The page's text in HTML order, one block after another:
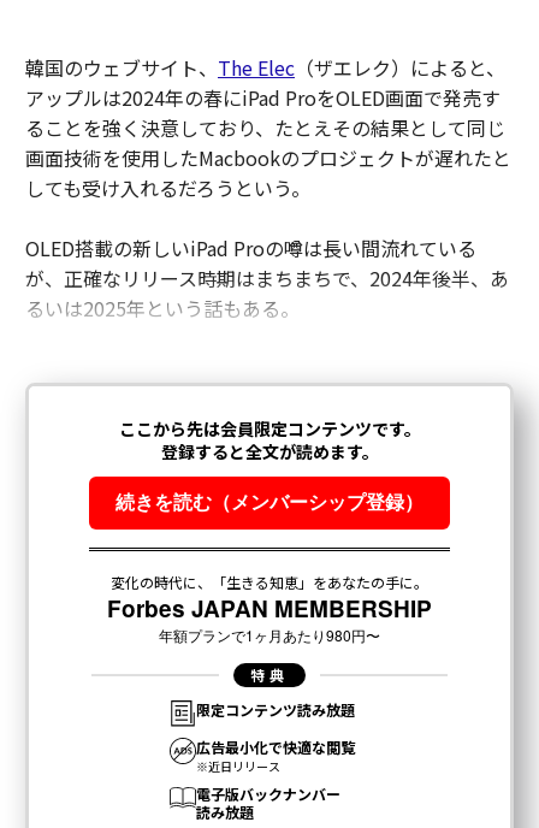
韓国のウェブサイト、 The Elec（ザエレク）によると、
アップルは2024年の春にiPad ProをOLED画面で発売す
ることを強く決意しており、たとえその結果として同じ
画面技術を使用したMacbookのプロジェクトが遅れたと
しても受け入れるだろうという。
OLED搭載の新しいiPad Proの噂は長い間流れている
が、正確なリリース時期はまちまちで、2024年後半、あ
るいは2025年という話もある。